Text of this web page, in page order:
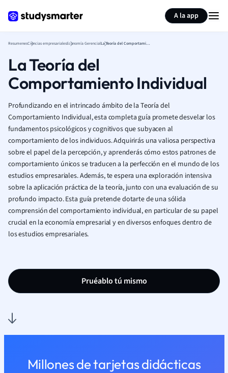
A la app
ResumenesCiencias empresarialesEconomía Gerencial La Teoría del Comportamiento Individual
La Teoría del
Comportamiento Individual
Profundizando en el intrincado ámbito de la Teoría del
Comportamiento Individual, esta completa guía promete desvelar los
fundamentos psicológicos y cognitivos que subyacen al
comportamiento de los individuos. Adquirirás una valiosa perspectiva
sobre el papel de la percepción, y aprenderás cómo estos patrones de
comportamiento únicos se traducen a la perfección en el mundo de los
estudios empresariales. Además, te espera una exploración intensiva
sobre la aplicación práctica de la teoría, junto con una evaluación de su
profundo impacto. Esta guía pretende dotarte de una sólida
comprensión del comportamiento individual, en particular de su papel
crucial en la economía empresarial y en diversos enfoques dentro de
los estudios empresariales.
Pruéablo tú mismo
Millones de tarjetas didácticas
Resumir página